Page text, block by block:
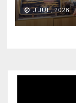
J JUL, 2026